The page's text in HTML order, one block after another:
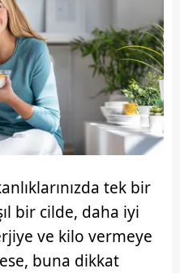
tek bir
bir cilde, daha iyi
ve kilo vermeye
buna dikkat